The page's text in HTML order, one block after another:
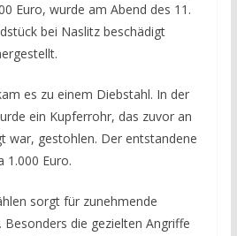
Euro, wurde am Abend des 11.
bei Naslitz beschädigt
es zu einem Diebstahl. In der
ein Kupferrohr, das zuvor an
war, gestohlen. Der entstandene
1.000 Euro.
sorgt für zunehmende
Besonders die gezielten Angriffe